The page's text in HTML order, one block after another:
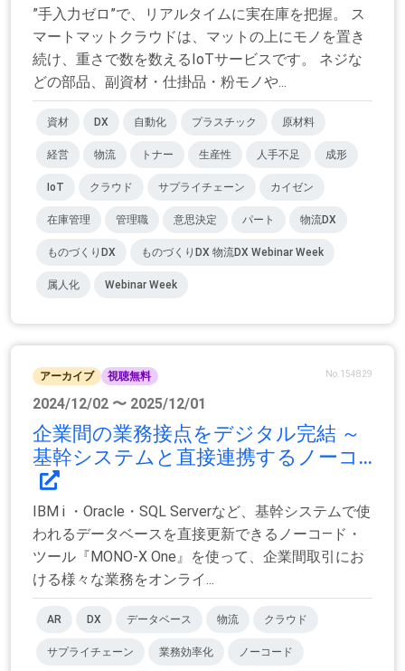
”手入力ゼロ”で、リアルタイムに実在庫を把握。 ス
マートマットクラウドは、マットの上にモノを置き
続け、重さで数を数えるIoTサービスです。 ネジな
どの部品、副資材・仕掛品・粉モノや...
資材 DX 自動化 プラスチック 原材料
経営 物流 トナー 生産性 人手不足 成形
IoT クラウド サプライチェーン カイゼン
在庫管理 管理職 意思決定 パート 物流DX
ものづくりDX ものづくりDX 物流DX Webinar Week
属人化 Webinar Week
アーカイブ 視聴無料 No.154829
2024/12/02 〜 2025/12/01
企業間の業務接点をデジタル完結 ～
基幹システムと直接連携するノーコ...
IBM i ・Oracle・SQL Serverなど、基幹システムで使
われるデータベースを直接更新できるノーコ―ド・
ツール『MONO-X One』を使って、企業間取引にお
ける様々な業務をオンライ...
AR DX データベース 物流 クラウド
サプライチェーン 業務効率化 ノーコード